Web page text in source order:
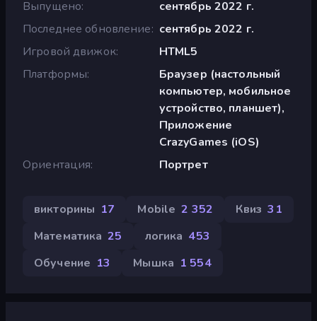
Выпущено
сентябрь 2022 г.
Последнее обновление
сентябрь 2022 г.
Игровой движок
HTML5
Платформы
Браузер (настольный
компьютер, мобильное
устройство, планшет),
Приложение
CrazyGames (iOS)
Ориентация
Портрет
викторины 17 Mobile 2 352 Квиз 31
Математика 25 логика 453
Обучение 13 Мышка 1 554